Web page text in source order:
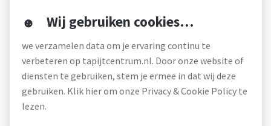
Over tapijtcentrum
Werken bij
Montageservice
Blog
Wij gebruiken cookies…
we verzamelen data om je ervaring continu te
verbeteren op tapijtcentrum.nl. Door onze website of
diensten te gebruiken, stem je ermee in dat wij deze
gebruiken. Klik hier om onze Privacy & Cookie Policy te
lezen.